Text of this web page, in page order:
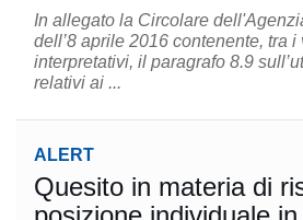
In allegato la Circolare
dell’8 aprile 2016 contenente, tra
interpretativi, il paragrafo 8.9
relativi ai ...
ALERT
Quesito in materia di